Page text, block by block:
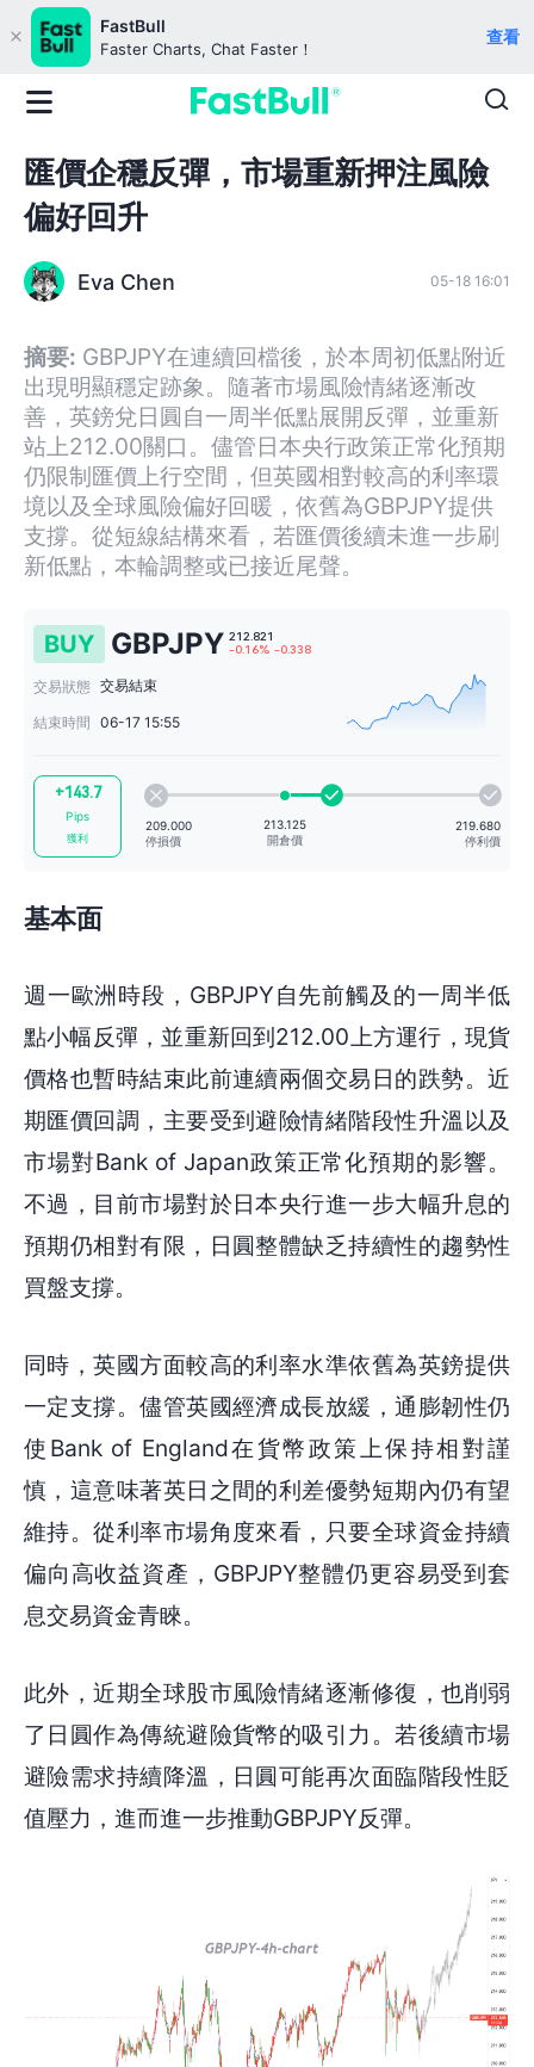
FastBull
Faster Charts, Chat Faster！
查看
匯價企穩反彈，市場重新押注風險
偏好回升
Eva Chen 05-18 16:01
摘要: GBPJPY在連續回檔後，於本周初低點附近
出現明顯穩定跡象。隨著市場風險情緒逐漸改
善，英鎊兌日圓自一周半低點展開反彈，並重新
站上212.00關口。儘管日本央行政策正常化預期
仍限制匯價上行空間，但英國相對較高的利率環
境以及全球風險偏好回暖，依舊為GBPJPY提供
支撐。從短線結構來看，若匯價後續未進一步刷
新低點，本輪調整或已接近尾聲。
BUY GBPJPY
交易狀態 交易結束
結束時間 06-17 15:55
+143.7
Pips
獲利
209.000
停損價
213.125
開倉價
基本面
週一歐洲時段，GBPJPY自先前觸及的一周半低
點小幅反彈，並重新回到212.00上方運行，現貨
價格也暫時結束此前連續兩個交易日的跌勢。近
期匯價回調，主要受到避險情緒階段性升溫以及
市場對Bank of Japan政策正常化預期的影響。
不過，目前市場對於日本央行進一步大幅升息的
預期仍相對有限，日圓整體缺乏持續性的趨勢性
買盤支撐。
同時，英國方面較高的利率水準依舊為英鎊提供
一定支撐。儘管英國經濟成長放緩，通膨韌性仍
使Bank of England在貨幣政策上保持相對謹
慎，這意味著英日之間的利差優勢短期內仍有望
維持。從利率市場角度來看，只要全球資金持續
偏向高收益資產，GBPJPY整體仍更容易受到套
息交易資金青睞。
此外，近期全球股市風險情緒逐漸修復，也削弱
了日圓作為傳統避險貨幣的吸引力。若後續市場
避險需求持續降溫，日圓可能再次面臨階段性貶
值壓力，進而進一步推動GBPJPY反彈。